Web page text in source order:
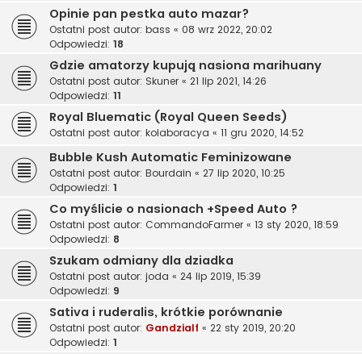
Opinie pan pestka auto mazar?
Ostatni post autor: bass « 08 wrz 2022, 20:02
Odpowiedzi: 18
Gdzie amatorzy kupują nasiona marihuany
Ostatni post autor: Skuner « 21 lip 2021, 14:26
Odpowiedzi: 11
Royal Bluematic (Royal Queen Seeds)
Ostatni post autor: kolaboracya « 11 gru 2020, 14:52
Bubble Kush Automatic Feminizowane
Ostatni post autor: Bourdain « 27 lip 2020, 10:25
Odpowiedzi: 1
Co myślicie o nasionach +Speed Auto ?
Ostatni post autor: CommandoFarmer « 13 sty 2020, 18:59
Odpowiedzi: 8
Szukam odmiany dla dziadka
Ostatni post autor: joda « 24 lip 2019, 15:39
Odpowiedzi: 9
Sativa i ruderalis, krótkie porównanie
Ostatni post autor: Gandzialf « 22 sty 2019, 20:20
Odpowiedzi: 1